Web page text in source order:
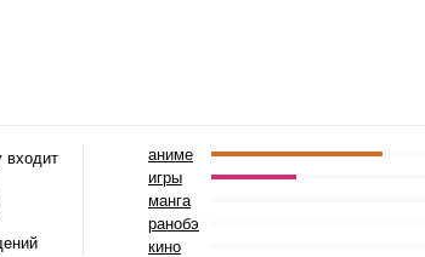
входит аниме
игры
манга
ранобэ
кино